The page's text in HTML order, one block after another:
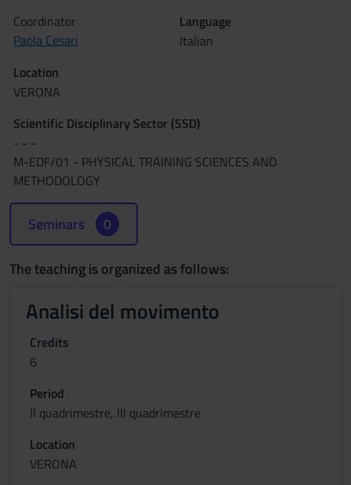
Coordinator
Paola Cesari
Language
Italian
Location
VERONA
Scientific Disciplinary Sector (SSD)
- - -
M-EDF/01 - PHYSICAL TRAINING SCIENCES AND
METHODOLOGY
Seminars 0
The teaching is organized as follows:
Analisi del movimento
Credits
6
Period
II quadrimestre, III quadrimestre
Location
VERONA